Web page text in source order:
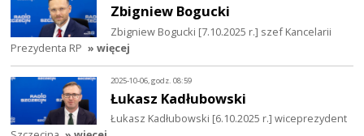
Zbigniew Bogucki
Zbigniew Bogucki [7.10.2025 r.] szef Kancelarii
Prezydenta RP » więcej
2025-10-06, godz. 08:59
Łukasz Kadłubowski
Łukasz Kadłubowski [6.10.2025 r.] wiceprezydent